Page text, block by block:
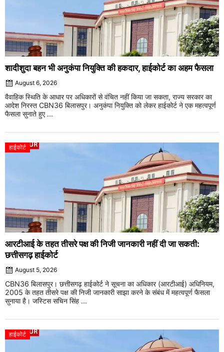
शादीशुदा बहन भी अनुकंपा नियुक्ति की हकदार, हाईकोर्ट का अहम फैसला
August 6, 2026
वैवाहिक स्थिति के आधार पर अधिकारों से वंचित नहीं किया जा सकता, राज्य सरकार का
आदेश निरस्त CBN36 बिलासपुर। अनुकंपा नियुक्ति को लेकर हाईकोर्ट ने एक महत्वपूर्ण
फैसला सुनाते हुए ...
हाईकोर्ट
आरटीआई के तहत तीसरे पक्ष की निजी जानकारी नहीं दी जा सकती:
छत्तीसगढ़ हाईकोर्ट
August 5, 2026
CBN36 बिलासपुर। छत्तीसगढ़ हाईकोर्ट ने सूचना का अधिकार (आरटीआई) अधिनियम,
2005 के तहत तीसरे पक्ष की निजी जानकारी साझा करने के संबंध में महत्वपूर्ण फैसला
सुनाया है। जस्टिस सचिन सिंह ...
हाईकोर्ट